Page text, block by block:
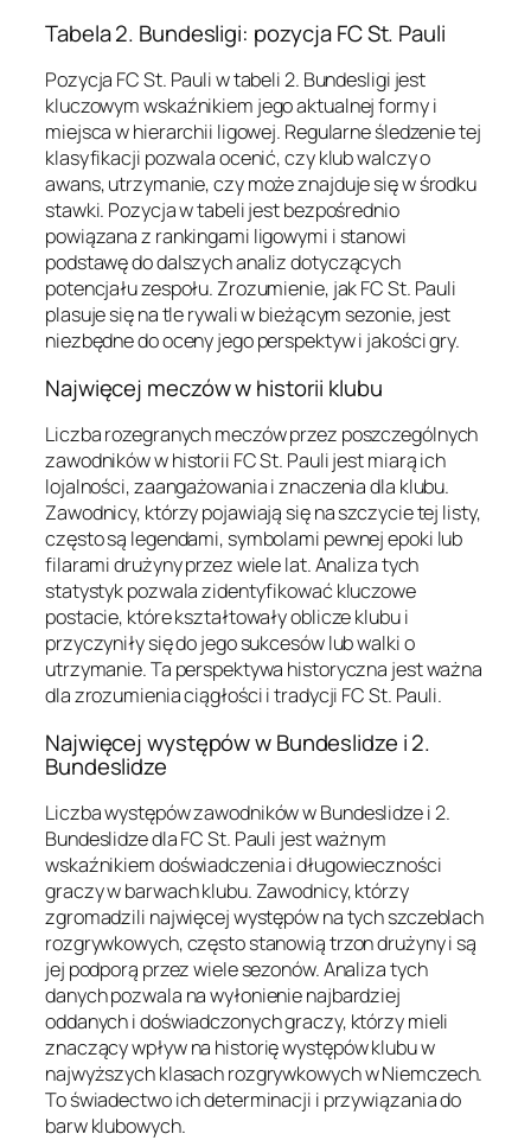
Tabela 2. Bundesligi: pozycja FC St. Pauli
Pozycja FC St. Pauli w tabeli 2. Bundesligi jest
kluczowym wskaźnikiem jego aktualnej formy i
miejsca w hierarchii ligowej. Regularne śledzenie tej
klasyfikacji pozwala ocenić, czy klub walczy o
awans, utrzymanie, czy może znajduje się w środku
stawki. Pozycja w tabeli jest bezpośrednio
powiązana z rankingami ligowymi i stanowi
podstawę do dalszych analiz dotyczących
potencjału zespołu. Zrozumienie, jak FC St. Pauli
plasuje się na tle rywali w bieżącym sezonie, jest
niezbędne do oceny jego perspektyw i jakości gry.
Najwięcej meczów w historii klubu
Liczba rozegranych meczów przez poszczególnych
zawodników w historii FC St. Pauli jest miarą ich
lojalności, zaangażowania i znaczenia dla klubu.
Zawodnicy, którzy pojawiają się na szczycie tej listy,
często są legendami, symbolami pewnej epoki lub
filarami drużyny przez wiele lat. Analiza tych
statystyk pozwala zidentyfikować kluczowe
postacie, które kształtowały oblicze klubu i
przyczyniły się do jego sukcesów lub walki o
utrzymanie. Ta perspektywa historyczna jest ważna
dla zrozumienia ciągłości i tradycji FC St. Pauli.
Najwięcej występów w Bundeslidze i 2.
Bundeslidze
Liczba występów zawodników w Bundeslidze i 2.
Bundeslidze dla FC St. Pauli jest ważnym
wskaźnikiem doświadczenia i długowieczności
graczy w barwach klubu. Zawodnicy, którzy
zgromadzili najwięcej występów na tych szczeblach
rozgrywkowych, często stanowią trzon drużyny i są
jej podporą przez wiele sezonów. Analiza tych
danych pozwala na wyłonienie najbardziej
oddanych i doświadczonych graczy, którzy mieli
znaczący wpływ na historię występów klubu w
najwyższych klasach rozgrywkowych w Niemczech.
To świadectwo ich determinacji i przywiązania do
barw klubowych.